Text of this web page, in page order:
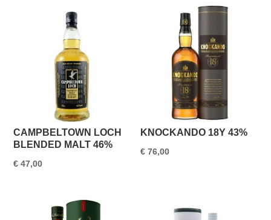
CAMPBELTOWN LOCH
BLENDED MALT 46%
€ 47,00
KNOCKANDO 18Y 43%
€ 76,00